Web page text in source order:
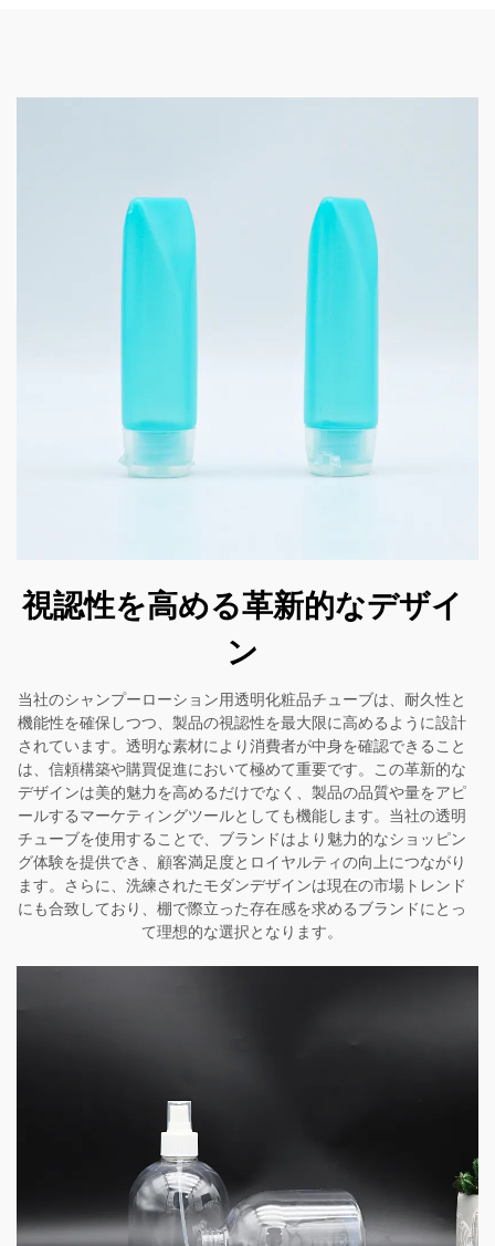
視認性を高める革新的なデザイ
ン
当社のシャンプーローション用透明化粧品チューブは、耐久性と
機能性を確保しつつ、製品の視認性を最大限に高めるように設計
されています。透明な素材により消費者が中身を確認できること
は、信頼構築や購買促進において極めて重要です。この革新的な
デザインは美的魅力を高めるだけでなく、製品の品質や量をアピ
ールするマーケティングツールとしても機能します。当社の透明
チューブを使用することで、ブランドはより魅力的なショッピン
グ体験を提供でき、顧客満足度とロイヤルティの向上につながり
ます。さらに、洗練されたモダンデザインは現在の市場トレンド
にも合致しており、棚で際立った存在感を求めるブランドにとっ
て理想的な選択となります。